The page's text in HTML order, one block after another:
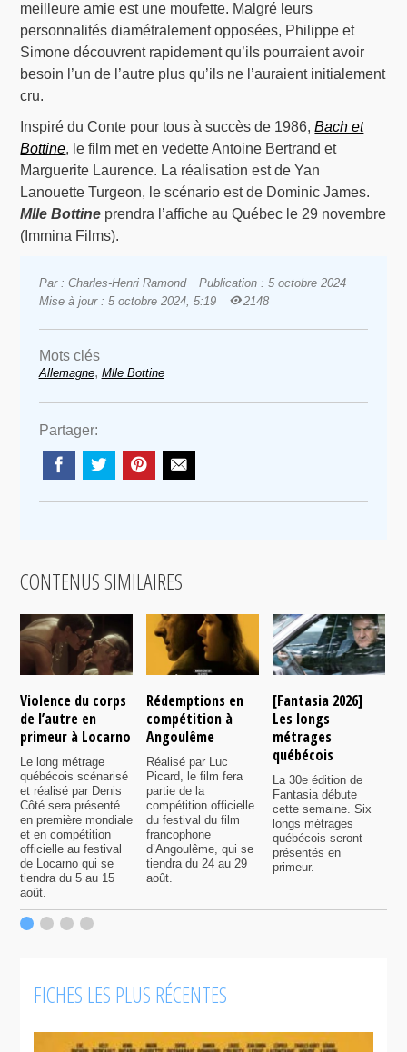
meilleure amie est une moufette. Malgré leurs
personnalités diamétralement opposées, Philippe et
Simone découvrent rapidement qu’ils pourraient avoir
besoin l’un de l’autre plus qu’ils ne l’auraient initialement
cru.
Inspiré du Conte pour tous à succès de 1986,Bach et
Bottine, le film met en vedette Antoine Bertrand et
Marguerite Laurence. La réalisation est de Yan
Lanouette Turgeon, le scénario est de Dominic James.
Mlle Bottine prendra l’affiche au Québec le 29 novembre
(Immina Films).
Par : Charles-Henri Ramond
Publication : 5 octobre 2024
Mise à jour : 5 octobre 2024, 5:19
2148
Mots clés
Allemagne, Mlle Bottine
Partager:
CONTENUS SIMILAIRES
Violence du corps
de l’autre en
primeur à Locarno
Le long métrage
québécois scénarisé
et réalisé par Denis
Côté sera présenté
en première mondiale
et en compétition
officielle au festival
de Locarno qui se
tiendra du 5 au 15
août.
Rédemptions en
compétition à
Angoulême
Réalisé par Luc
Picard, le film fera
partie de la
compétition officielle
du festival du film
francophone
d’Angoulême, qui se
tiendra du 24 au 29
août.
[Fantasia 2026]
Les longs
métrages
québécois
La 30e édition de
Fantasia débute
cette semaine. Six
longs métrages
québécois seront
présentés en
primeur.
FICHES LES PLUS RÉCENTES